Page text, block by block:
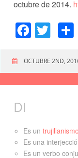
octubre de 2014.
OCTUBRE 2ND,
DI
Es un trujillanismo
Es una
Es un verbo